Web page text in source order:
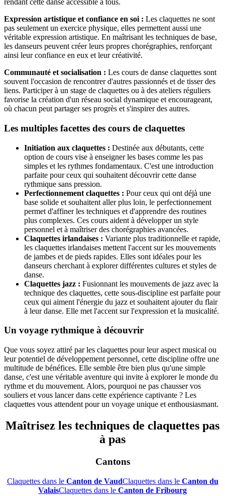
rendant cette danse accessible à tous.
Expression artistique et confiance en soi : Les claquettes ne sont
pas seulement un exercice physique, elles permettent aussi une
véritable expression artistique. En maîtrisant les techniques de base,
les danseurs peuvent créer leurs propres chorégraphies, renforçant
ainsi leur confiance en eux et leur créativité.
Communauté et socialisation : Les cours de danse claquettes sont
souvent l'occasion de rencontrer d'autres passionnés et de tisser des
liens. Participer à un stage de claquettes ou à des ateliers réguliers
favorise la création d'un réseau social dynamique et encourageant,
où chacun peut partager ses progrès et s'inspirer des autres.
Les multiples facettes des cours de claquettes
Initiation aux claquettes : Destinée aux débutants, cette
option de cours vise à enseigner les bases comme les pas
simples et les rythmes fondamentaux. C'est une introduction
parfaite pour ceux qui souhaitent découvrir cette danse
rythmique sans pression.
Perfectionnement claquettes : Pour ceux qui ont déjà une
base solide et souhaitent aller plus loin, le perfectionnement
permet d'affiner les techniques et d'apprendre des routines
plus complexes. Ces cours aident à développer un style
personnel et à maîtriser des chorégraphies avancées.
Claquettes irlandaises : Variante plus traditionnelle et rapide,
les claquettes irlandaises mettent l'accent sur les mouvements
de jambes et de pieds rapides. Elles sont idéales pour les
danseurs cherchant à explorer différentes cultures et styles de
danse.
Claquettes jazz : Fusionnant les mouvements de jazz avec la
technique des claquettes, cette sous-discipline est parfaite pour
ceux qui aiment l'énergie du jazz et souhaitent ajouter du flair
à leur danse. Elle met l'accent sur l'expression et la musicalité.
Un voyage rythmique à découvrir
Que vous soyez attiré par les claquettes pour leur aspect musical ou
leur potentiel de développement personnel, cette discipline offre une
multitude de bénéfices. Elle semble être bien plus qu'une simple
danse, c'est une véritable aventure qui invite à explorer le monde du
rythme et du mouvement. Alors, pourquoi ne pas chausser vos
souliers et vous lancer dans cette expérience captivante ? Les
claquettes vous attendent pour un voyage unique et enthousiasmant.
Maîtrisez les techniques de claquettes pas
à pas
Cantons
Claquettes dans le Canton de VaudClaquettes dans le Canton du
ValaisClaquettes dans le Canton de Fribourg